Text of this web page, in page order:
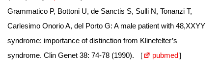
Grammatico P, Bottoni U, de Sanctis S, Sulli N, Tonanzi T,
Carlesimo Onorio A, del Porto G: A male patient with 48,XXYY
syndrome: importance of distinction from Klinefelter’s
syndrome. Clin Genet 38: 74-78 (1990). ［
pubmed］